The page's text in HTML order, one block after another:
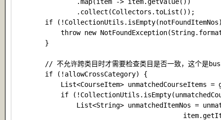
                .collect(Collectors.toList());
if
throw new
        }
// 不允许跨类目时才需要检查类目是否一致，这个是
        if (!allowCrossCategory) {
List<CourseItem> unmatchedCourseItems =
if
List<String> unmatchedItemNos =